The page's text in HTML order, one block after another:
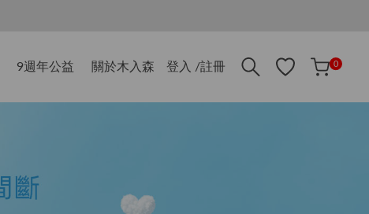
9週年公益 關於木入森 登入 /註冊 0